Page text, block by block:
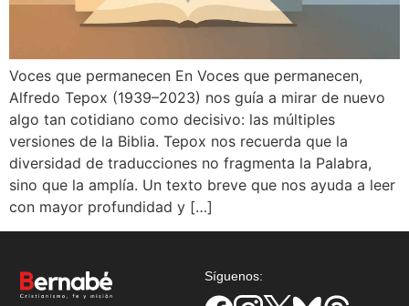
Voces que permanecen En Voces que permanecen,
Alfredo Tepox (1939–2023) nos guía a mirar de nuevo
algo tan cotidiano como decisivo: las múltiples
versiones de la Biblia. Tepox nos recuerda que la
diversidad de traducciones no fragmenta la Palabra,
sino que la amplía. Un texto breve que nos ayuda a leer
con mayor profundidad y […]
Síguenos: